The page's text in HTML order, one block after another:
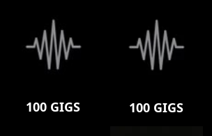
100 GIGS 100 GIGS